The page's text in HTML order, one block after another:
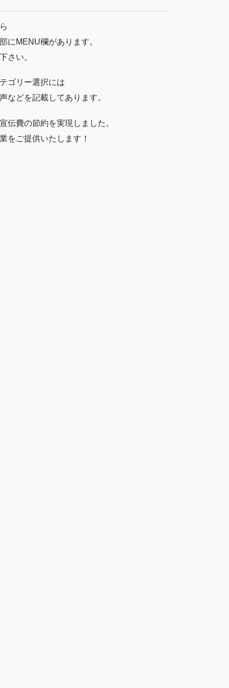
にMENU欄があります。
さい。
ゴリー選択には
などを記載してあります。
伝費の節約を実現しました。
をご提供いたします！